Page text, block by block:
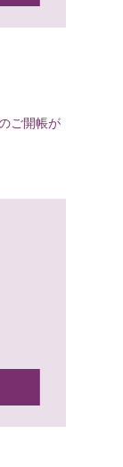
ご開帳が